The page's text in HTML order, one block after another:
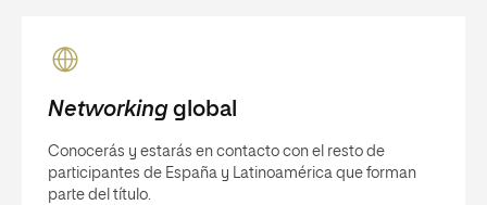
Networkingglobal
Conocerás y estarás en contacto con el resto de
participantes de España y Latinoamérica que forman
parte del título.